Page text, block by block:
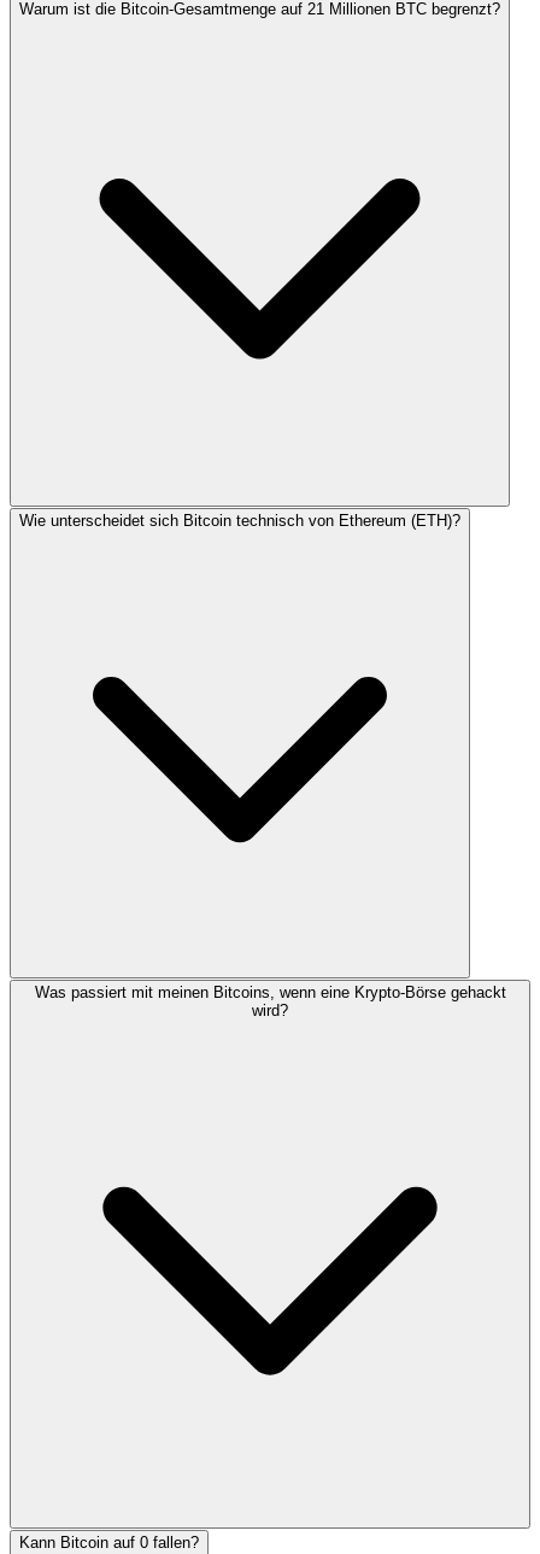
Warum ist die Bitcoin-Gesamtmenge auf 21 Millionen BTC begrenzt?
Wie unterscheidet sich Bitcoin technisch von Ethereum (ETH)?
Was passiert mit meinen Bitcoins, wenn eine Krypto-Börse gehackt
wird?
Kann Bitcoin auf 0 fallen?